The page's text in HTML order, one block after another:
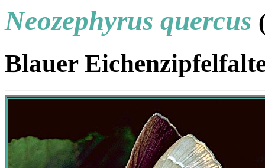
Neozephyrus quercus
Blauer